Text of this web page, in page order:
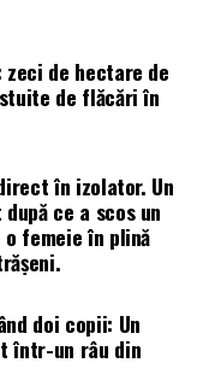
de hectare de
de flăcări în
în izolator. Un
ce a scos un
femeie în plină
doi copii: Un
într-un râu din